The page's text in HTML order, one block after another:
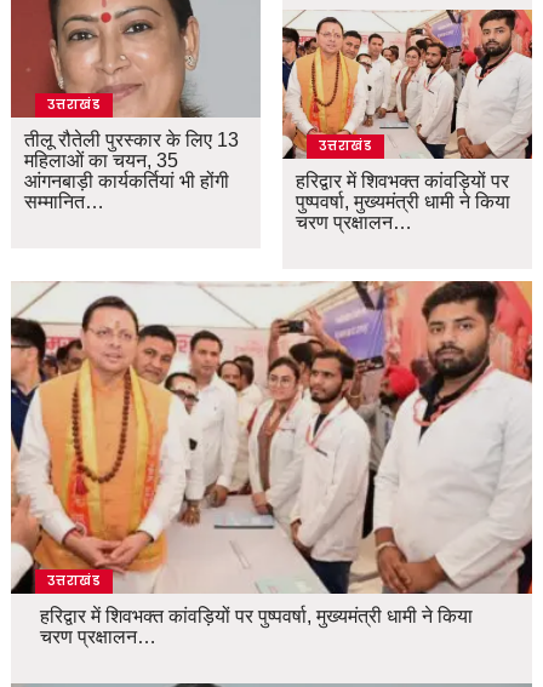
उत्तराखंड
तीलू रौतेली पुरस्कार के लिए 13
महिलाओं का चयन, 35
आंगनबाड़ी कार्यकर्तियां भी होंगी
सम्मानित…
उत्तराखंड
हरिद्वार में शिवभक्त कांवड़ियों पर
पुष्पवर्षा, मुख्यमंत्री धामी ने किया
चरण प्रक्षालन…
उत्तराखंड
हरिद्वार में शिवभक्त कांवड़ियों पर पुष्पवर्षा, मुख्यमंत्री धामी ने किया
चरण प्रक्षालन…